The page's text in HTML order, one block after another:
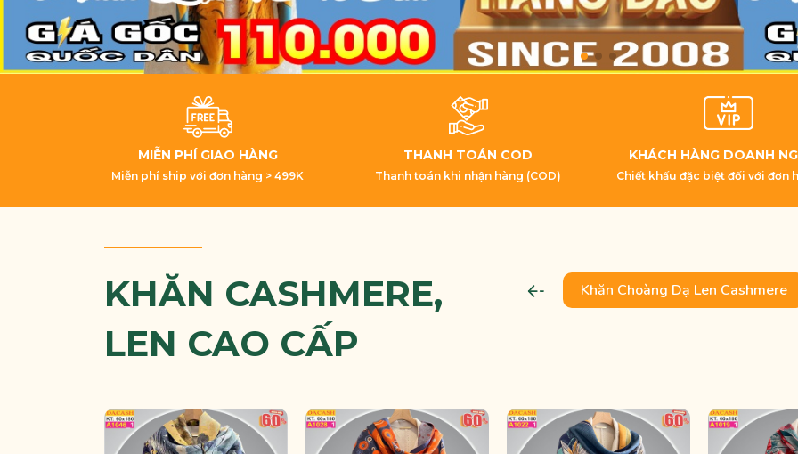
MIỄN PHÍ GIAO HÀNG
Miễn phí ship với đơn hàng > 499K
THANH TOÁN COD
Thanh toán khi nhận hàng (COD)
KHÁCH HÀNG DOANH
Chiết khấu đặc biệt đối với đơn
KHĂN CASHMERE,
LEN CAO CẤP
Khăn Choàng Dạ Len Cashmere